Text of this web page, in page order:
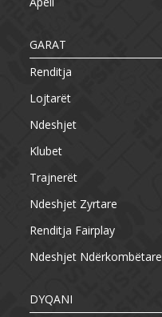
GARAT
Renditja
Lojtarët
Ndeshjet
Klubet
Trajnerët
Ndeshjet Zyrtare
Renditja Fairplay
Ndeshjet Ndërkombëtare
DYQANI